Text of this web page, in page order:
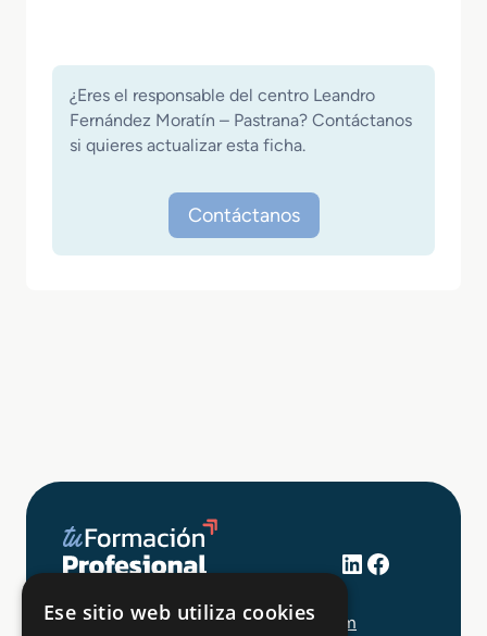
¿Eres el responsable del centro Leandro
Fernández Moratín – Pastrana? Contáctanos
si quieres actualizar esta ficha.
Contáctanos
LinkedIn
Facebook
info@tuformacionprofesional.com
Ese sitio web utiliza cookies